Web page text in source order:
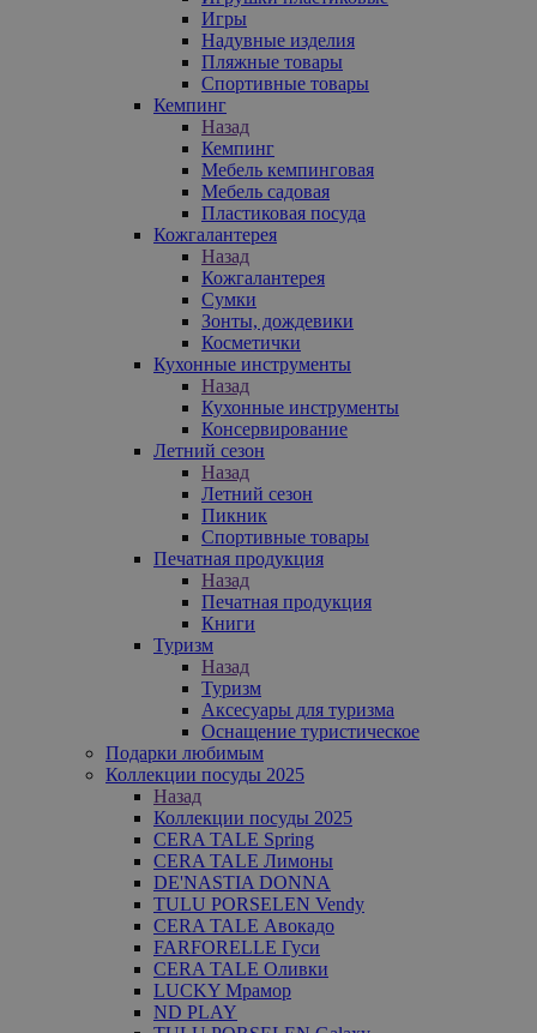
Игры
Надувные изделия
Пляжные товары
Спортивные товары
Кемпинг
Назад
Кемпинг
Мебель кемпинговая
Мебель садовая
Пластиковая посуда
Кожгалантерея
Назад
Кожгалантерея
Сумки
Зонты, дождевики
Косметички
Кухонные инструменты
Назад
Кухонные инструменты
Консервирование
Летний сезон
Назад
Летний сезон
Пикник
Спортивные товары
Печатная продукция
Назад
Печатная продукция
Книги
Туризм
Назад
Туризм
Аксесуары для туризма
Оснащение туристическое
Подарки любимым
Коллекции посуды 2025
Назад
Коллекции посуды 2025
CERA TALE Spring
CERA TALE Лимоны
DE'NASTIA DONNA
TULU PORSELEN Vendy
CERA TALE Авокадо
FARFORELLE Гуси
CERA TALE Оливки
LUCKY Мрамор
ND PLAY